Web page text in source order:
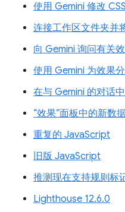
使用 Gemini 修改
连接工作区文件夹并
向 Gemini 询问有关
使用 Gemini 为效果
在与 Gemini 的对话
“效果”面板中的新数
重复的 JavaScript
旧版 JavaScript
推测现在支持规则标
Lighthouse 12.6.0